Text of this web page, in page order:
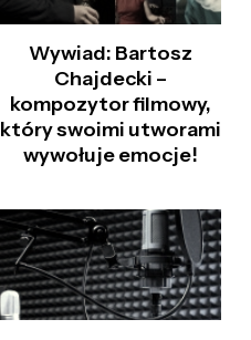
Wywiad: Bartosz
Chajdecki –
kompozytor filmowy,
który swoimi utworami
wywołuje emocje!